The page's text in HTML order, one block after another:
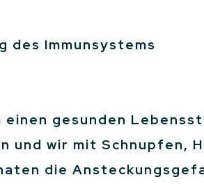
des Immunsystems
einen gesunden
und wir mit Schnupfen,
die